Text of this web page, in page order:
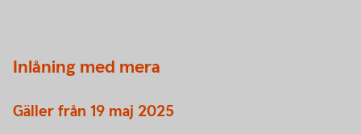
Inlåning med mera
Gäller från 19 maj 2025